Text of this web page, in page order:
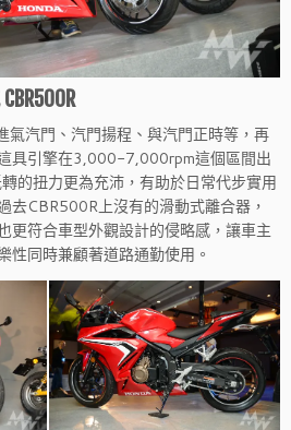
氣汽門、汽門揚程、與汽門正時等，再
具引擎在3,000-7,000rpm這個區間出
的扭力更為充沛，有助於日常代步實用
去CBR500R上沒有的滑動式離合器，
更符合車型外觀設計的侵略感，讓車主
性同時兼顧著道路通勤使用。